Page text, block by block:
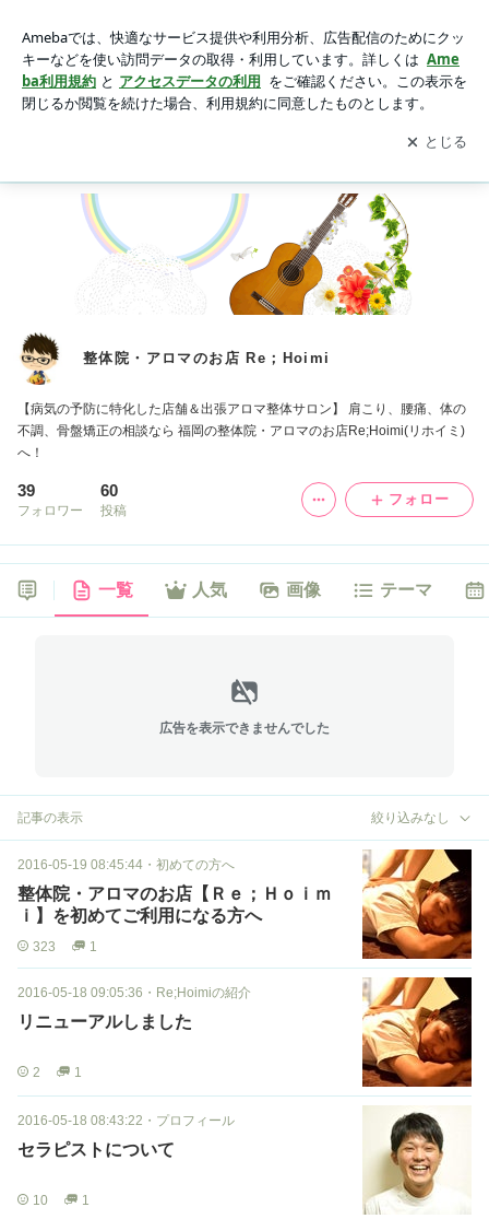
アプリをダウンロードして ブログの更新通知
を受け取りまし
ょう。
開く
整体院・アロマのお店 Re；Hoimi
【病気の予防に特化した店舗＆出張アロマ整体サロン】 肩こり、腰痛、体の
不調、骨盤矯正の相談なら 福岡の整体院・アロマのお店Re;Hoimi(リホイミ)
へ！
39
フォロワー
60
投稿
フォロー
一覧 人気 画像 テーマ
広告を表示できませんでした
記事の表示 絞り込みなし
2016-05-19 08:45:44 ・ 初めての方へ
整体院・アロマのお店【Ｒｅ；Ｈｏｉｍ
ｉ】を初めてご利用になる方へ
323 1
2016-05-18 09:05:36 ・ Re;Hoimiの紹介
リニューアルしました
2 1
2016-05-18 08:43:22 ・ プロフィール
セラピストについて
10 1